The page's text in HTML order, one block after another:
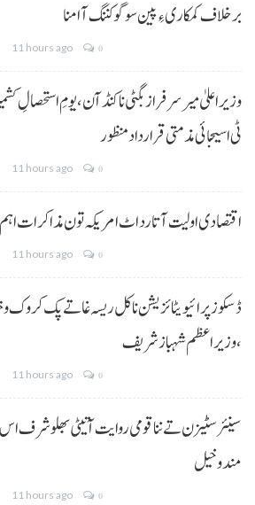
برخلاف کمکاری ءِ پین سوگو کننگ آ امنا
11 hours ago 0
وزیراعلیٰ میر سرفراز بگٹی نا کنڈ آن،یومِ استحصالِ
ٹی اسیجائی مذمتی قرارداد منظور
11 hours ago 0
اقتصادی اولیت آتا رد اٹ امریکہ تون مذاکرات اہم
11 hours ago 0
ڈسکوز پرائیویٹائزیشن نا کل ریسہ غاتے پک کروک
،وزیراعظم شہباز شریف
11 hours ago 0
سینئر سٹیزن تے ننا قومی روایت آتیٹی بھلو شرف
مندوخیل
11 hours ago 0